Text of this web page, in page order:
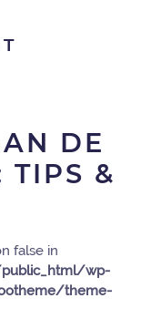
DE
TIPS &
false in
wp-
theme-